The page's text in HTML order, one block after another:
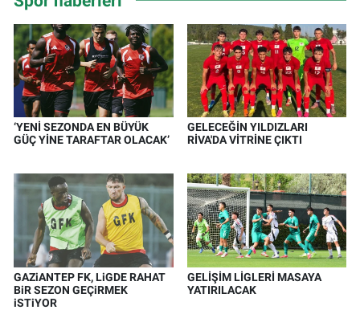
‘YENİ SEZONDA EN BÜYÜK
GÜÇ YİNE TARAFTAR OLACAK’
GELECEĞİN YILDIZLARI
RİVA'DA VİTRİNE ÇIKTI
GAZiANTEP FK, LiGDE RAHAT
BiR SEZON GEÇiRMEK
iSTiYOR
GELİŞİM LİGLERİ MASAYA
YATIRILACAK